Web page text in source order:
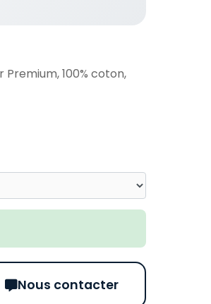
100% coton,
Nous contacter